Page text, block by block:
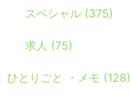
スペシャル (375)
求人 (75)
ひとりごと ・メモ (128)